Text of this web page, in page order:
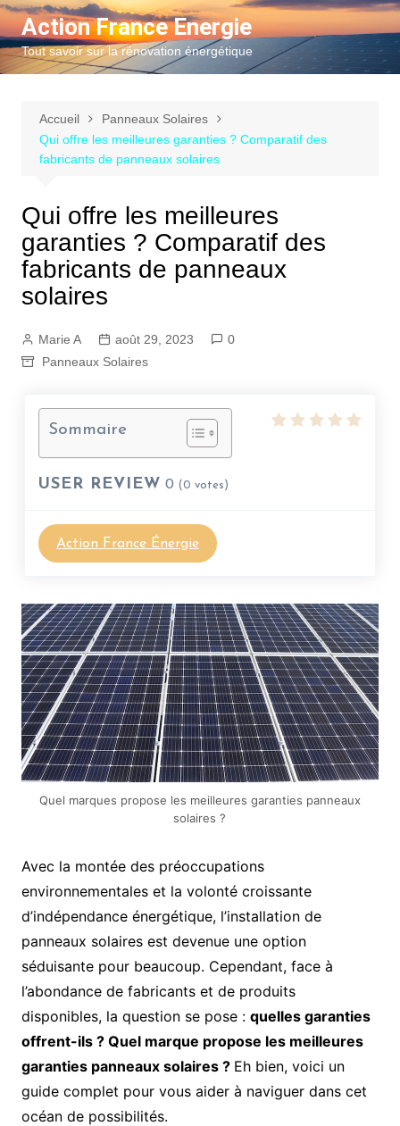
Aller
au
contenu
Action France Energie
Tout savoir sur la rénovation énergétique
Accueil
Panneaux Solaires
Qui offre les meilleures garanties ? Comparatif des
fabricants de panneaux solaires
Qui offre les meilleures
garanties ? Comparatif des
fabricants de panneaux
solaires
Marie A août 29, 2023
0
Panneaux Solaires
Sommaire
USER REVIEW 0 (0 votes)
Action France Énergie
Quel marques propose les meilleures garanties panneaux
solaires ?
Avec la montée des préoccupations
environnementales et la volonté croissante
d’indépendance énergétique, l’installation de
panneaux solaires est devenue une option
séduisante pour beaucoup. Cependant, face à
l’abondance de fabricants et de produits
disponibles, la question se pose : quelles garanties
offrent-ils ? Quel marque propose les meilleures
garanties panneaux solaires ? Eh bien, voici un
guide complet pour vous aider à naviguer dans cet
océan de possibilités.